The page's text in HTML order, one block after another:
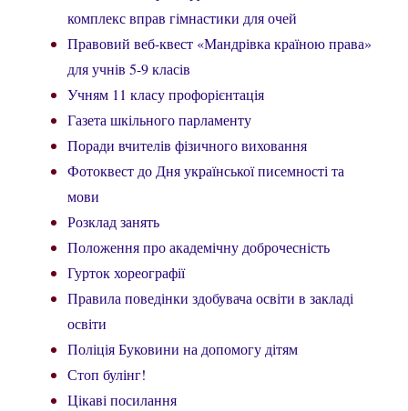
комплекс вправ гімнастики для очей
Правовий веб-квест «Мандрівка країною права»
для учнів 5-9 класів
Учням 11 класу профорієнтація
Газета шкільного парламенту
Поради вчителів фізичного виховання
Фотоквест до Дня української писемності та
мови
Розклад занять
Положення про академічну доброчесність
Гурток хореографії
Правила поведінки здобувача освіти в закладі
освіти
Поліція Буковини на допомогу дітям
Стоп булінг!
Цікаві посилання